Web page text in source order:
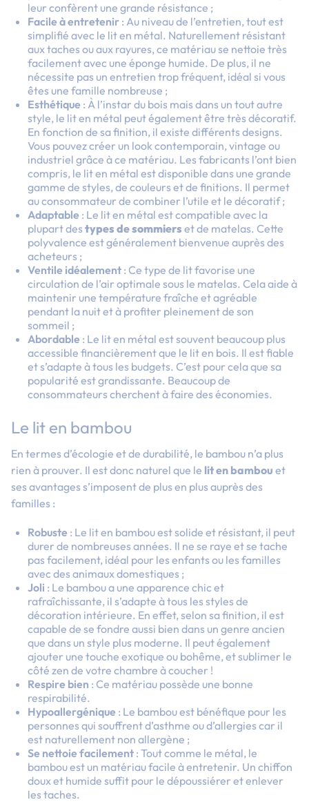
leur confèrent une grande résistance ;
Facile à entretenir : Au niveau de l’entretien, tout est
simplifié avec le lit en métal. Naturellement résistant
aux taches ou aux rayures, ce matériau se nettoie très
facilement avec une éponge humide. De plus, il ne
nécessite pas un entretien trop fréquent, idéal si vous
êtes une famille nombreuse ;
Esthétique : À l’instar du bois mais dans un tout autre
style, le lit en métal peut également être très décoratif.
En fonction de sa finition, il existe différents designs.
Vous pouvez créer un look contemporain, vintage ou
industriel grâce à ce matériau. Les fabricants l’ont bien
compris, le lit en métal est disponible dans une grande
gamme de styles, de couleurs et de finitions. Il permet
au consommateur de combiner l’utile et le décoratif ;
Adaptable : Le lit en métal est compatible avec la
plupart des types desommiers et de matelas. Cette
polyvalence est généralement bienvenue auprès des
acheteurs ;
Ventile idéalement : Ce type de lit favorise une
circulation de l’air optimale sous le matelas. Cela aide à
maintenir une température fraîche et agréable
pendant la nuit et à profiter pleinement de son
sommeil ;
Abordable : Le lit en métal est souvent beaucoup plus
accessible financièrement que le lit en bois. Il est fiable
et s’adapte à tous les budgets. C’est pour cela que sa
popularité est grandissante. Beaucoup de
consommateurs cherchent à faire des économies.
Le lit en bambou
En termes d’écologie et de durabilité, le bambou n’a plus
rien à prouver. Il est donc naturel que le lit en bambou et
ses avantages s’imposent de plus en plus auprès des
familles :
Robuste : Le lit en bambou est solide et résistant, il peut
durer de nombreuses années. Il ne se raye et se tache
pas facilement, idéal pour les enfants ou les familles
avec des animaux domestiques ;
Joli : Le bambou a une apparence chic et
rafraîchissante, il s’adapte à tous les styles de
décoration intérieure. En effet, selon sa finition, il est
capable de se fondre aussi bien dans un genre ancien
que dans un style plus moderne. Il peut également
ajouter une touche exotique ou bohême, et sublimer le
côté zen de votre chambre à coucher !
Respire bien : Ce matériau possède une bonne
respirabilité.
Hypoallergénique : Le bambou est bénéfique pour les
personnes qui souffrent d’asthme ou d’allergies car il
est naturellement non allergène ;
Se nettoie facilement : Tout comme le métal, le
bambou est un matériau facile à entretenir. Un chiffon
doux et humide suffit pour le dépoussiérer et enlever
les taches.